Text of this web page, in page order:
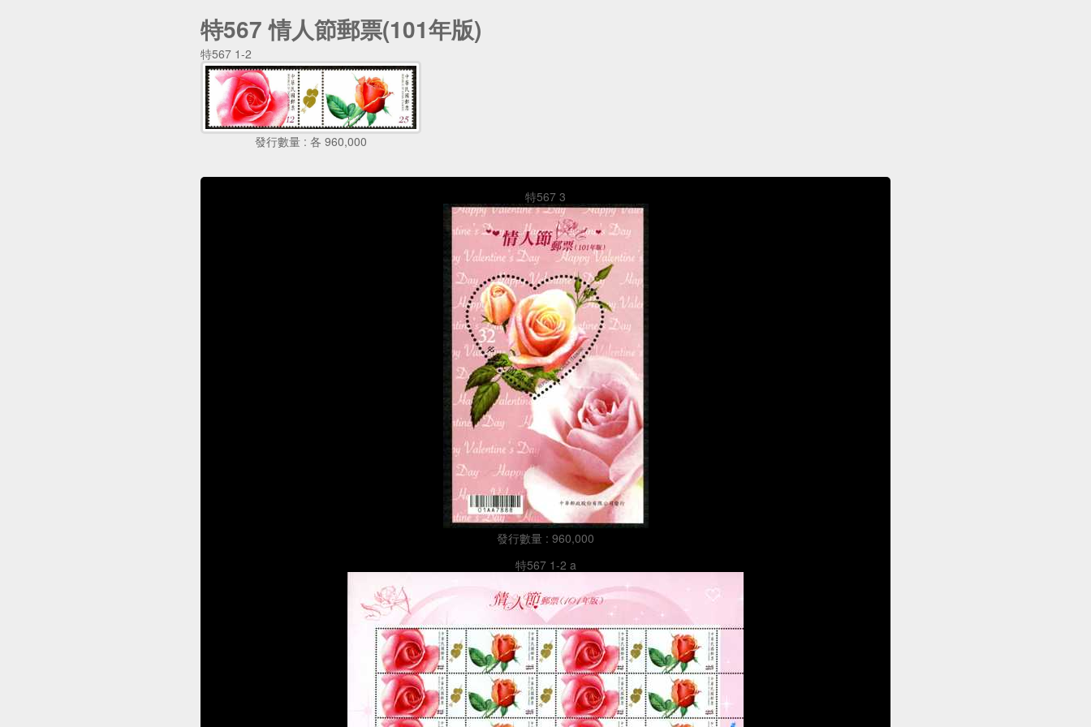
特567 情人節郵票(101年版)
特567 1-2
發行數量 : 各 960,000
特567 3
發行數量 : 960,000
特567 1-2 a